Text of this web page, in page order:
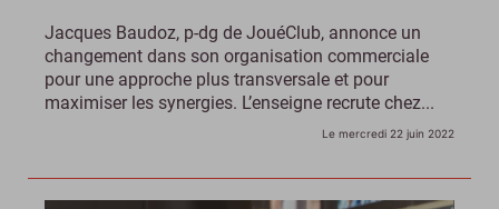
Jacques Baudoz, p-dg de JouéClub, annonce un
changement dans son organisation commerciale
pour une approche plus transversale et pour
maximiser les synergies. L’enseigne recrute chez...
Le mercredi 22 juin 2022